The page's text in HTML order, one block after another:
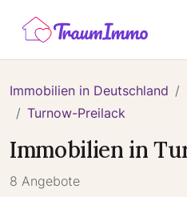
Immobilien in Deutschland
Turnow-Preilack
Immobilien in
8 Angebote